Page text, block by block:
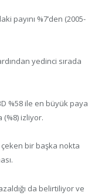
payını %7’den (2005-
yedinci sırada
%58 ile en büyük paya
izliyor.
bir başka nokta
da belirtiliyor ve